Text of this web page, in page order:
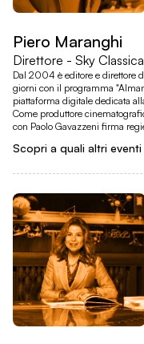
Piero Maranghi
Direttore - Sky Classica
Dal 2004 è editore e direttore
giorni con il programma
piattaforma digitale dedicata
Come produttore
con Paolo Gavazzeni firma
Scopri a quali altri